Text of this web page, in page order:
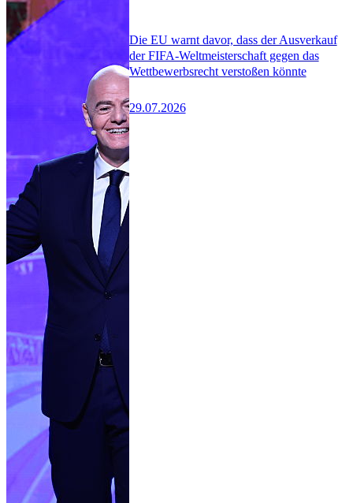
Die EU warnt davor, dass der Ausverkauf
der FIFA-Weltmeisterschaft gegen das
Wettbewerbsrecht verstoßen könnte
29.07.2026